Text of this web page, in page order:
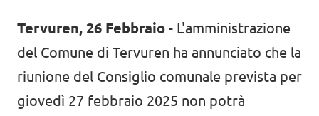
Volontario
Website Volt België
Tervuren, 26 Febbraio - L'amministrazione
del Comune di Tervuren ha annunciato che la
riunione del Consiglio comunale prevista per
giovedì 27 febbraio 2025 non potrà